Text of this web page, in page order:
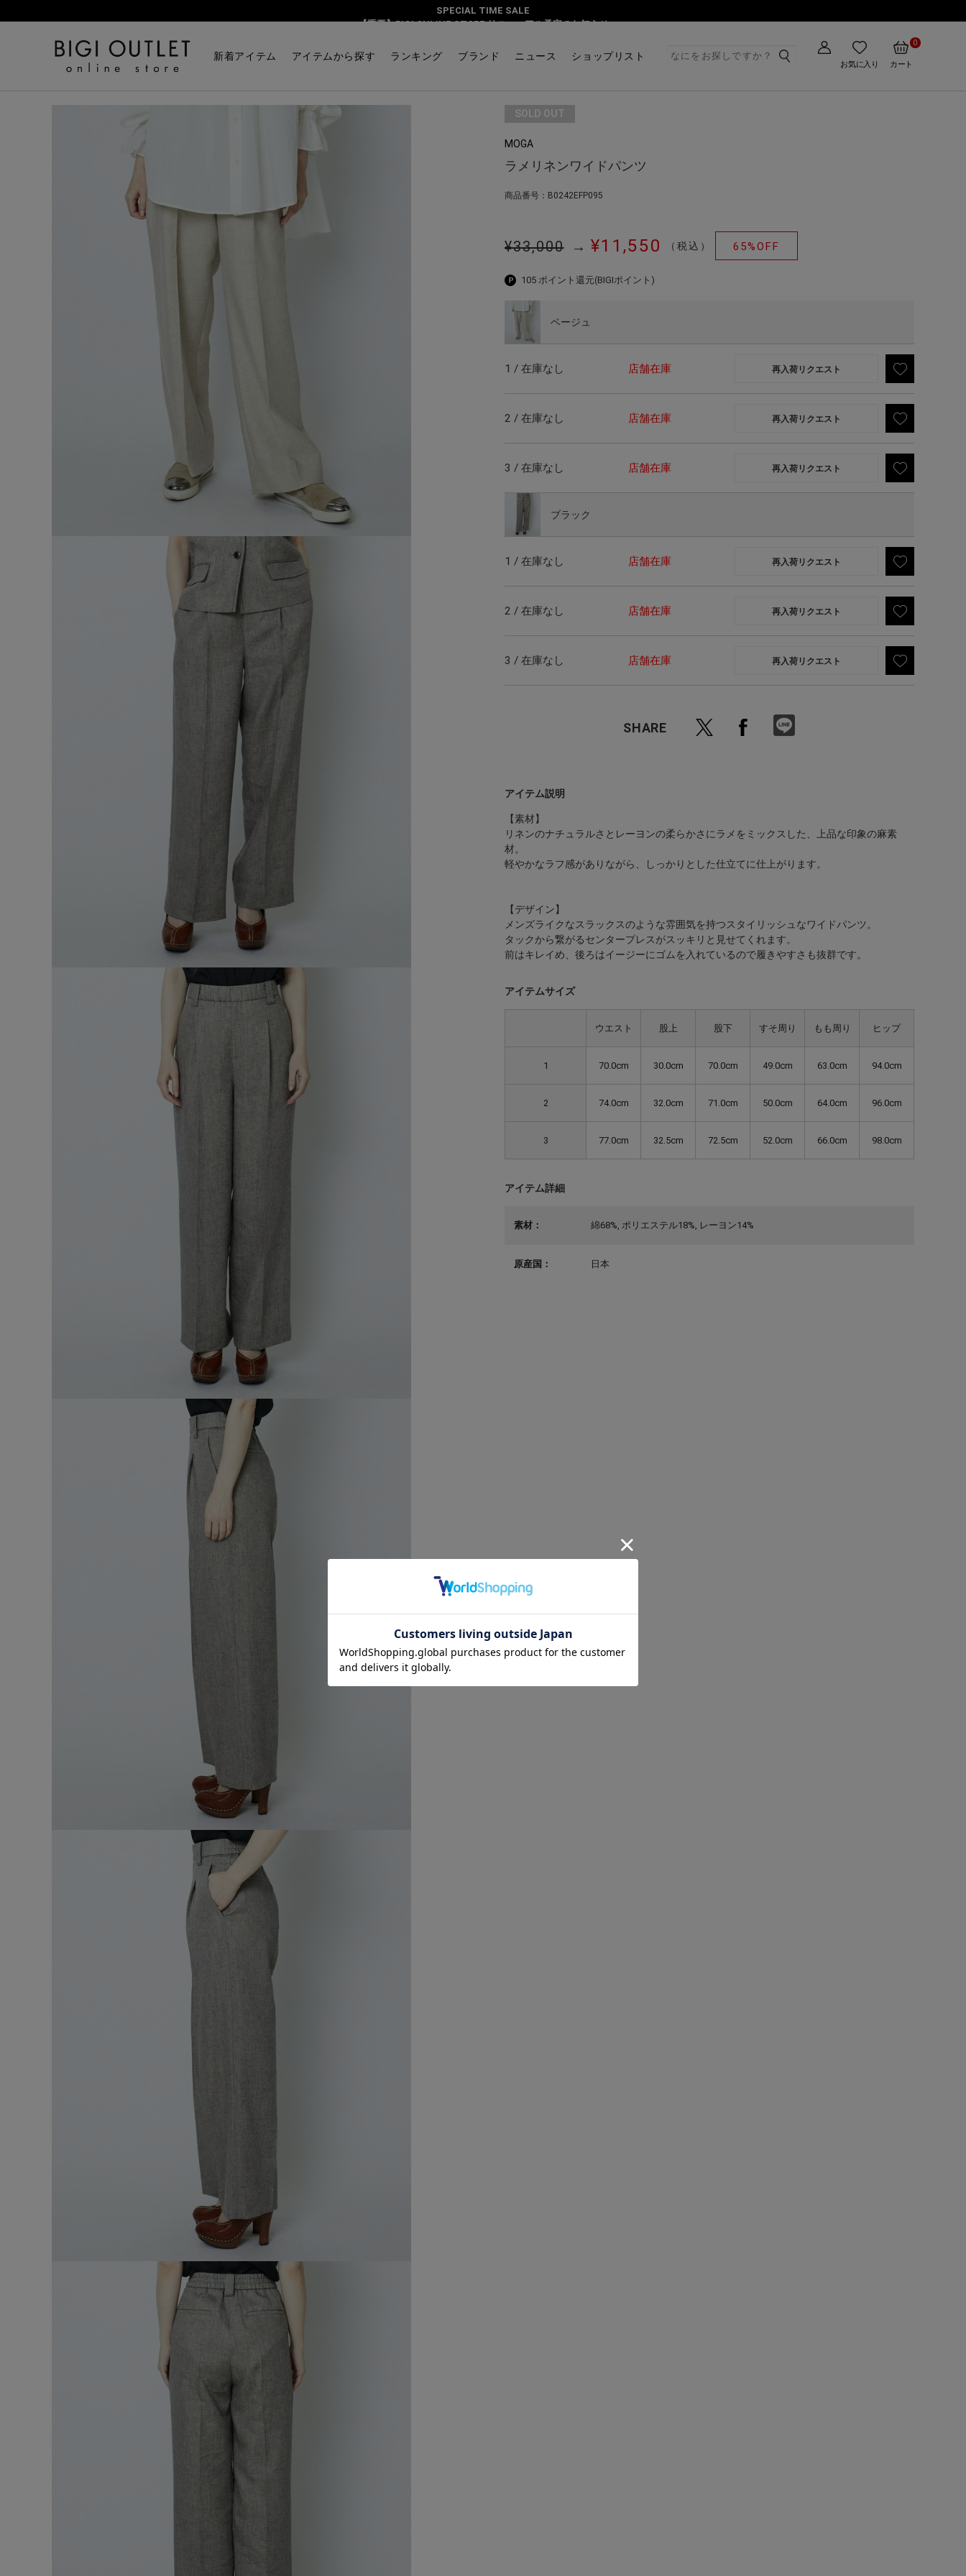
SPECIAL TIME SALE
【重要】BIGI ONLINE STORE リニューアル予定のお知らせ
新着アイテム アイテムから探す ランキング ブランド ニュース ショップリスト
お気に入り カート
0
SOLD OUT
MOGA
ラメリネンワイドパンツ
商品番号：B0242EFP095
¥33,000 → ¥11,550 （税込） 65%OFF
105 ポイント還元(BIGIポイント)
ベージュ
1 / 在庫なし 店舗在庫 再入荷リクエスト
2 / 在庫なし 店舗在庫 再入荷リクエスト
3 / 在庫なし 店舗在庫 再入荷リクエスト
ブラック
1 / 在庫なし 店舗在庫 再入荷リクエスト
2 / 在庫なし 店舗在庫 再入荷リクエスト
3 / 在庫なし 店舗在庫 再入荷リクエスト
SHARE
アイテム説明
【素材】
リネンのナチュラルさとレーヨンの柔らかさにラメをミックスした、上品な印象の麻素
材。
軽やかなラフ感がありながら、しっかりとした仕立てに仕上がります。
【デザイン】
メンズライクなスラックスのような雰囲気を持つスタイリッシュなワイドパンツ。
タックから繋がるセンタープレスがスッキリと見せてくれます。
前はキレイめ、後ろはイージーにゴムを入れているので履きやすさも抜群です。
アイテムサイズ
ウエスト 股上 股下 すそ周り もも周り ヒップ
1 70.0cm 30.0cm 70.0cm 49.0cm 63.0cm 94.0cm
2 74.0cm 32.0cm 71.0cm 50.0cm 64.0cm 96.0cm
3 77.0cm 32.5cm 72.5cm 52.0cm 66.0cm 98.0cm
アイテム詳細
素材： 綿68%, ポリエステル18%, レーヨン14%
原産国： 日本